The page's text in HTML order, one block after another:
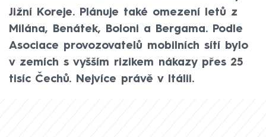
Jižní Koreje. Plánuje také omezení letů z
Milána, Benátek, Boloni a Bergama. Podle
Asociace provozovatelů mobilních sítí bylo
v zemích s vyšším rizikem nákazy přes 25
tisíc Čechů. Nejvíce právě v Itálii.